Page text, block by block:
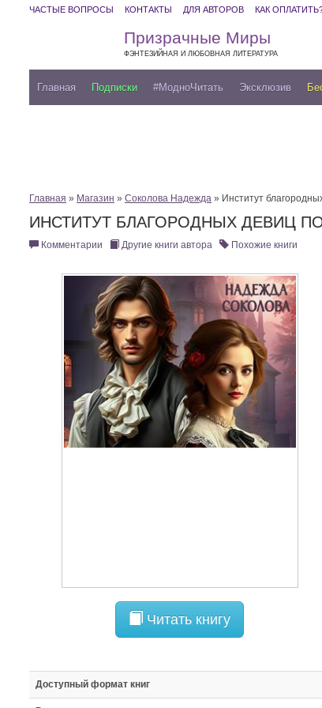
ЧАСТЫЕ ВОПРОСЫ КОНТАКТЫ ДЛЯ АВТОРОВ КАК
Призрачные Миры
ФЭНТЕЗИЙНАЯ И ЛЮБОВНАЯ ЛИТЕРАТУРА
Главная Подписки #МодноЧитать Эксклюзив
Главная » Магазин » Соколова Надежда » Институт
ИНСТИТУТ БЛАГОРОДНЫХ ДЕВИЦ
Комментарии Другие книги автора Похожие книги
Читать книгу
Доступный формат книг